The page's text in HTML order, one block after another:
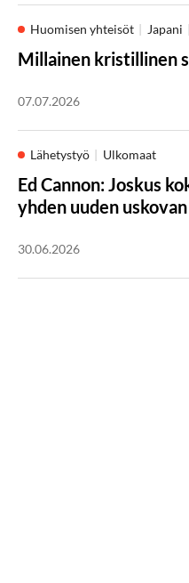
Huomisen yhteisöt Japani
Millainen kristillinen
07.07.2026
Lähetystyö Ulkomaat
Ed Cannon: Joskus
yhden uuden
30.06.2026